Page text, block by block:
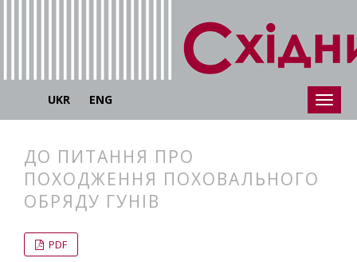
UKR ENG
ДО ПИТАННЯ ПРО
ПОХОДЖЕННЯ ПОХОВАЛЬНОГО
ОБРЯДУ ГУНІВ
PDF